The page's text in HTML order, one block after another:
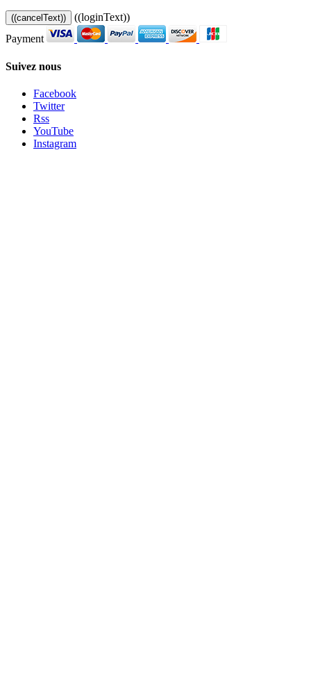
((cancelText))
((loginText))
Payment
Suivez nous
Facebook
Twitter
Rss
YouTube
Instagram